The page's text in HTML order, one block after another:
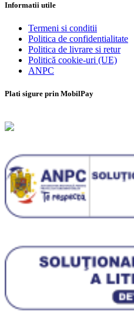
Informatii utile
Termeni si conditii
Politica de confidentialitate
Politica de livrare si retur
Politică cookie-uri (UE)
ANPC
Plati sigure prin MobilPay